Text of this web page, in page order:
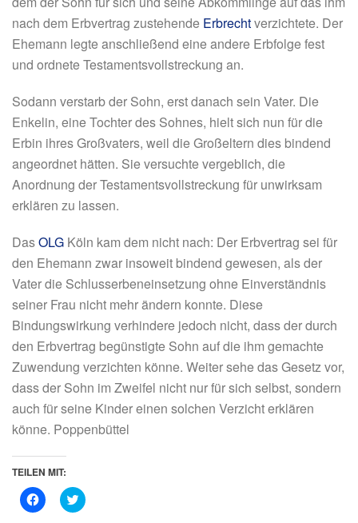
nach dem Erbvertrag zustehende Erbrechtverzichtete. Der
Ehemann legte anschließend eine andere Erbfolge fest
und ordnete Testamentsvollstreckung an.
Sodann verstarb der Sohn, erst danach sein Vater. Die
Enkelin, eine Tochter des Sohnes, hielt sich nun für die
Erbin ihres Großvaters, weil die Großeltern dies bindend
angeordnet hätten. Sie versuchte vergeblich, die
Anordnung der Testamentsvollstreckung für unwirksam
erklären zu lassen.
DasOLG Köln kam dem nicht nach: Der Erbvertrag sei für
den Ehemann zwar insoweit bindend gewesen, als der
Vater die Schlusserbeneinsetzung ohne Einverständnis
seiner Frau nicht mehr ändern konnte. Diese
Bindungswirkung verhindere jedoch nicht, dass der durch
den Erbvertrag begünstigte Sohn auf die ihm gemachte
Zuwendung verzichten könne. Weiter sehe das Gesetz vor,
dass der Sohn im Zweifel nicht nur für sich selbst, sondern
auch für seine Kinder einen solchen Verzicht erklären
könne. Poppenbüttel
TEILEN MIT:
K
l
K
l